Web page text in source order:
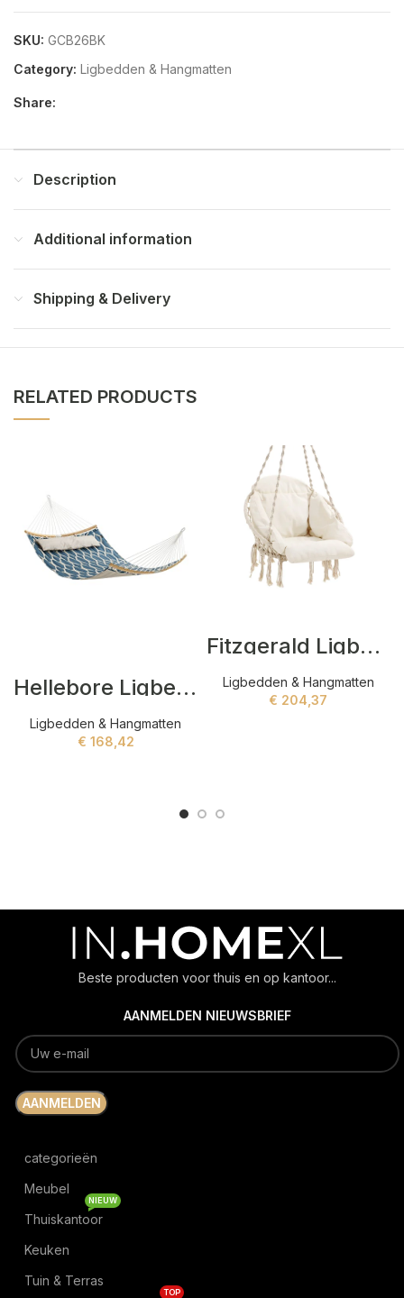
SKU: GCB26BK
Category: Ligbedden & Hangmatten
Share:
Description
Additional information
Shipping & Delivery
RELATED PRODUCTS
Hellebore Ligbedden Blauw
Ligbedden & Hangmatten
€ 168,42
Fitzgerald Ligbedden Beige
Ligbedden & Hangmatten
€ 204,37
Beste producten voor thuis en op kantoor...
AANMELDEN NIEUWSBRIEF
categorieën
Meubel
Thuiskantoor
NIEUW
Keuken
Tuin & Terras
TOP